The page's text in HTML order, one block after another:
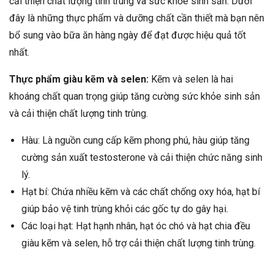
đây là những thực phẩm và dưỡng chất cần thiết mà bạn nên
bổ sung vào bữa ăn hàng ngày để đạt được hiệu quả tốt
nhất.
Thực phẩm giàu kẽm và selen: Kẽm và selen là hai
khoáng chất quan trọng giúp tăng cường sức khỏe sinh sản
và cải thiện chất lượng tinh trùng.
Hàu: Là nguồn cung cấp kẽm phong phú, hàu giúp tăng
cường sản xuất testosterone và cải thiện chức năng sinh
lý.
Hạt bí: Chứa nhiều kẽm và các chất chống oxy hóa, hạt bí
giúp bảo vệ tinh trùng khỏi các gốc tự do gây hại.
Các loại hạt: Hạt hạnh nhân, hạt óc chó và hạt chia đều
giàu kẽm và selen, hỗ trợ cải thiện chất lượng tinh trùng.